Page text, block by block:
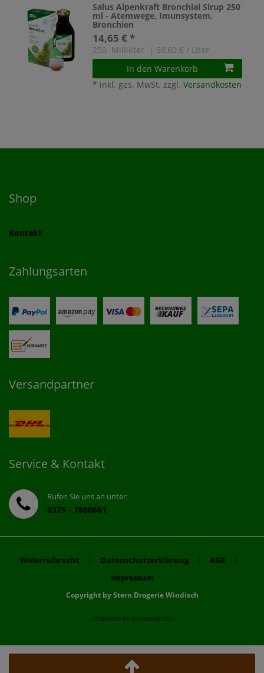
Salus Alpenkraft Bronchial Sirup 250
ml - Atemwege, Imunsystem,
Bronchien
14,65 € *
250 Milliliter
| 58,60 € / Liter
In den Warenkorb
* inkl. ges. MwSt. zzgl.Versandkosten
Shop
Kontakt
Zahlungsarten
Versandpartner
Service & Kontakt
Rufen Sie uns an unter:
0375 - 7880861
Widerrufsrecht | Datenschutzerklärung | AGB |
Impressum
Copyright by Stern Drogerie Windisch
DESIGNED BY KS-COMMERCE